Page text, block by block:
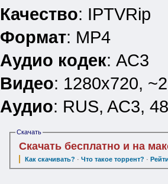
Качество: IPTVRip
Формат: MP4
Аудио кодек: AC3
Видео: 1280x720,
Аудио: RUS, AC3,
Скачать
Скачать бесплатно и на
Как скачивать? ·Что такое торрент? ·